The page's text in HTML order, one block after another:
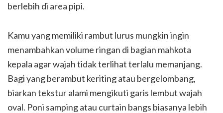
berlebih di area pipi.
Kamu yang memiliki rambut lurus mungkin ingin
menambahkan volume ringan di bagian mahkota
kepala agar wajah tidak terlihat terlalu memanjang.
Bagi yang berambut keriting atau bergelombang,
biarkan tekstur alami mengikuti garis lembut wajah
oval. Poni samping atau curtain bangs biasanya lebih